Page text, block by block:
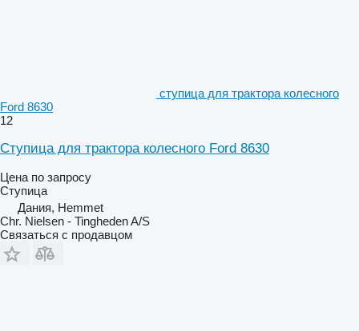
ступица для трактора колесного
Ford 8630
12
Ступица для трактора колесного Ford 8630
Цена по запросу
Ступица
Дания, Hemmet
Chr. Nielsen - Tingheden A/S
Связаться с продавцом